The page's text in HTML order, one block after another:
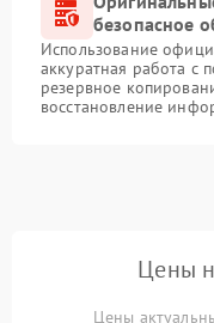
безопасное
Использование
аккуратная работа с
резервное
восстановление
Цены
Цены